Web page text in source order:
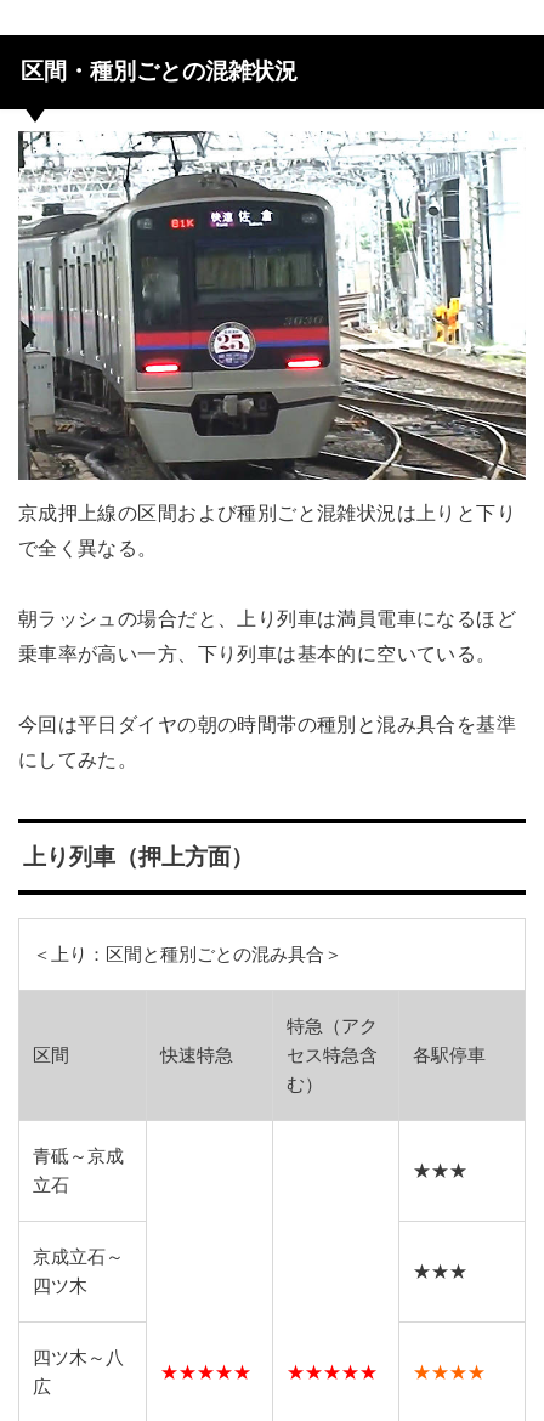
区間・種別ごとの混雑状況
京成押上線の区間および種別ごと混雑状況は上りと下り
で全く異なる。
朝ラッシュの場合だと、上り列車は満員電車になるほど
乗車率が高い一方、下り列車は基本的に空いている。
今回は平日ダイヤの朝の時間帯の種別と混み具合を基準
にしてみた。
上り列車（押上方面）
＜上り：区間と種別ごとの混み具合＞
区間 快速特急
特急（アク
セス特急含
む）
各駅停車
青砥～京成
立石
★★★★★ ★★★★★
★★★
京成立石～
四ツ木
★★★
四ツ木～八
広
★★★★